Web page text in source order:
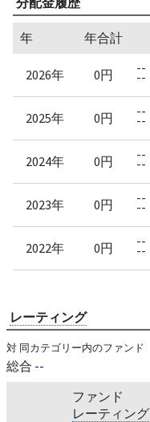
年 年合計
2026年 0円 --
--
2025年 0円 --
--
2024年 0円 --
--
2023年 0円 --
--
2022年 0円 --
--
レーティング
対 同カテゴリー内のファンド
総合 --
ファンド
レーティング